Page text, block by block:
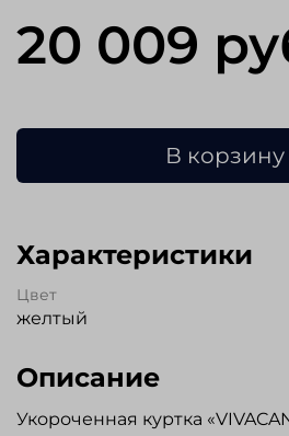
20 009
В корзину
Характеристики
Цвет
желтый
Описание
Укороченная куртка